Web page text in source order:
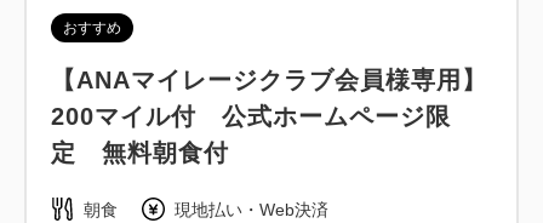
おすすめ
【ANAマイレージクラブ会員様専用】
200マイル付 公式ホームページ限
定 無料朝食付
朝食 現地払い・Web決済